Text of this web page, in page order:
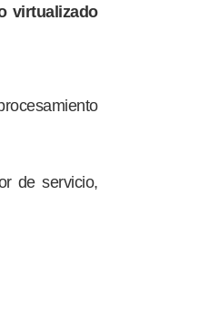
virtualizado
de servicio,